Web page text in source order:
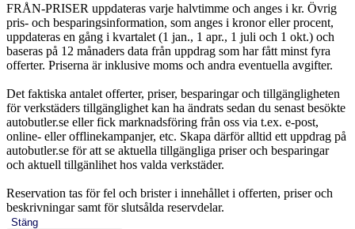
FRÅN-PRISER uppdateras varje halvtimme och anges i kr. Övrig
pris- och besparingsinformation, som anges i kronor eller procent,
uppdateras en gång i kvartalet (1 jan., 1 apr., 1 juli och 1 okt.) och
baseras på 12 månaders data från uppdrag som har fått minst fyra
offerter. Priserna är inklusive moms och andra eventuella avgifter.
Det faktiska antalet offerter, priser, besparingar och tillgängligheten
för verkstäders tillgänglighet kan ha ändrats sedan du senast besökte
autobutler.se eller fick marknadsföring från oss via t.ex. e-post,
online- eller offlinekampanjer, etc. Skapa därför alltid ett uppdrag på
autobutler.se för att se aktuella tillgängliga priser och besparingar
och aktuell tillgänlihet hos valda verkstäder.
Reservation tas för fel och brister i innehållet i offerten, priser och
beskrivningar samt för slutsålda reservdelar.
Stäng